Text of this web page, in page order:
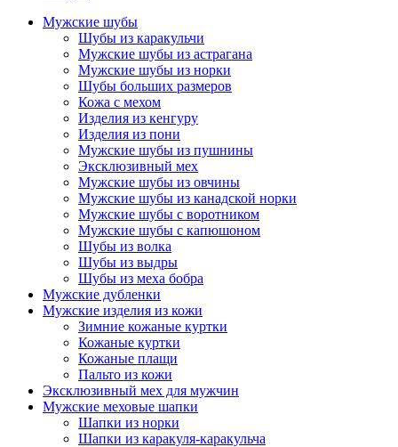
Мужские шубы
Шубы из каракульчи
Мужские шубы из астрагана
Мужские шубы из норки
Шубы больших размеров
Кожа с мехом
Изделия из кенгуру
Изделия из пони
Мужские шубы из пушнины
Эксклюзивный мех
Мужские шубы из овчины
Мужские шубы из канадской норки
Мужские шубы с воротником
Мужские шубы с капюшоном
Шубы из волка
Шубы из выдры
Шубы из меха бобра
Мужские дубленки
Мужские изделия из кожи
Зимние кожаные куртки
Кожаные куртки
Кожаные плащи
Пальто из кожи
Эксклюзивный мех для мужчин
Мужские меховые шапки
Шапки из норки
Шапки из каракуля-каракульча